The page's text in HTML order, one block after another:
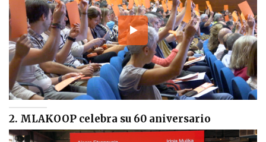
2. MLAKOOP celebra su 60 aniversario